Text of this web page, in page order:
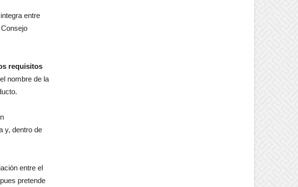
entre
requisitos
nombre de la
y, dentro de
entre el
pretende